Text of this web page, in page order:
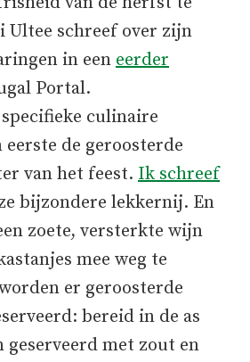
Ultee schreef over zijn
in een eerder
Portal.
culinaire
eerste de geroosterde
van het feest. Ik schreef
bijzondere lekkernij. En
zoete, versterkte wijn
mee weg te
er geroosterde
bereid in de as
geserveerd met zout en